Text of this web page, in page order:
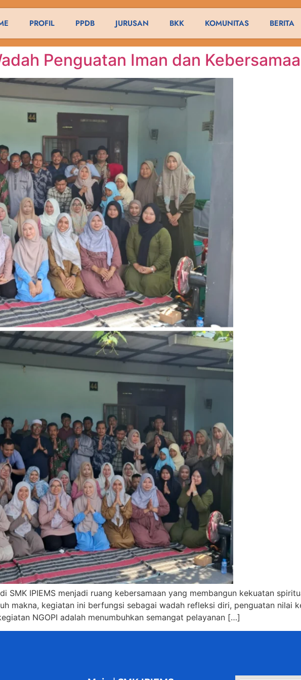
PROFIL PPDB JURUSAN BKK KOMUNITAS BERITA
Penguatan Iman dan
SMK IPIEMS menjadi ruang kebersamaan yang membangun kekuatan
makna, kegiatan ini berfungsi sebagai wadah refleksi diri, penguatan nilai
NGOPI adalah menumbuhkan semangat pelayanan […]